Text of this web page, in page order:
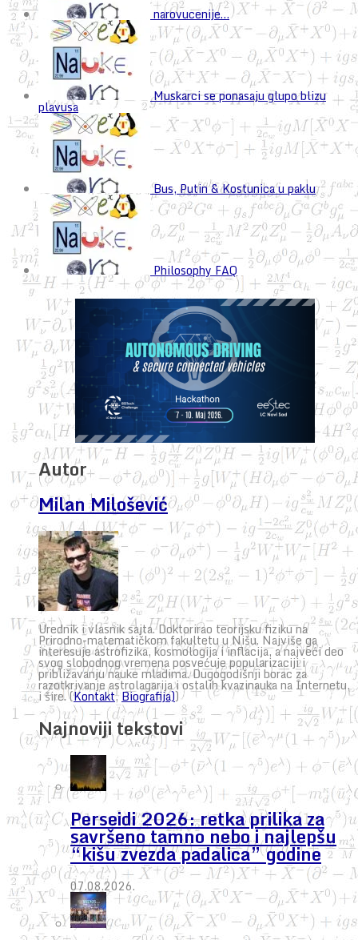
narovucenije…
Muskarci se ponasaju glupo blizu
plavusa
Bus, Putin & Kostunica u paklu
Philosophy FAQ
Autor
Milan Milošević
Urednik i vlasnik sajta. Doktorirao teorijsku fiziku na
Prirodno-matematičkom fakultetu u Nišu. Najviše ga
interesuje astrofizika, kosmologija i inflacija, a najveći deo
svog slobodnog vremena posvećuje popularizaciji i
približavanju nauke mladima. Dugogodišnji borac za
razotkrivanje astrolagarija i ostalih kvazinauka na Internetu,
i šire. (Kontakt,Biografija))
Najnoviji tekstovi
Perseidi 2026: retka prilika za
savršeno tamno nebo i najlepšu
“kišu zvezda padalica” godine
07.08.2026.